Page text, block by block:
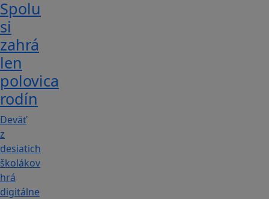
Spolu
si
zahrá
len
polovica
rodín
Deväť
z
desiatich
školákov
hrá
digitálne